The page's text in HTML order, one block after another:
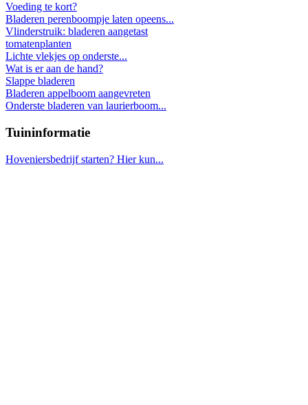
Voeding te kort?
Bladeren perenboompje laten opeens...
Vlinderstruik: bladeren aangetast
tomatenplanten
Lichte vlekjes op onderste...
Wat is er aan de hand?
Slappe bladeren
Bladeren appelboom aangevreten
Onderste bladeren van laurierboom...
Tuininformatie
Hoveniersbedrijf starten? Hier kun...